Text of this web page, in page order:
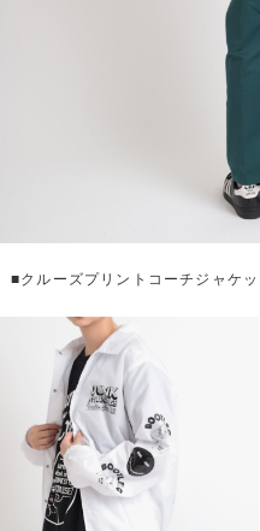
■クルーズプリントコーチジャケ